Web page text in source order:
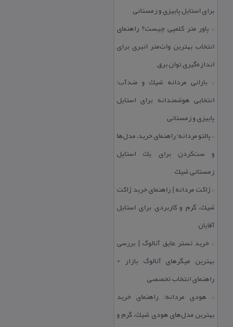
برای استایل پاییزی و زمستانی
:: پاور متر كلمپی چیست؟ راهنمای
انتخاب بهترین وات‌متر انبری برای
اندازه‌گیری توان برق
:: بارانی مردانه شیك و ضدآب؛
انتخابی هوشمندانه برای استایل
پاییزی و زمستانی
:: پالتو مردانه؛ راهنمای خرید، مدل‌ها
و ست‌كردن برای یك استایل
زمستانی شیك
::ژاكت مردانه | راهنمای خرید ژاكت
شیك، گرم و كاربردی برای استایل
آقایان
:: خرید تستر عایق آنالوگ | بررسی
بهترین میگرهای آنالوگ بازار +
راهنمای انتخاب تخصصی
:: هودی مردانه؛ راهنمای خرید
بهترین مدل‌های هودی شیك، گرم و